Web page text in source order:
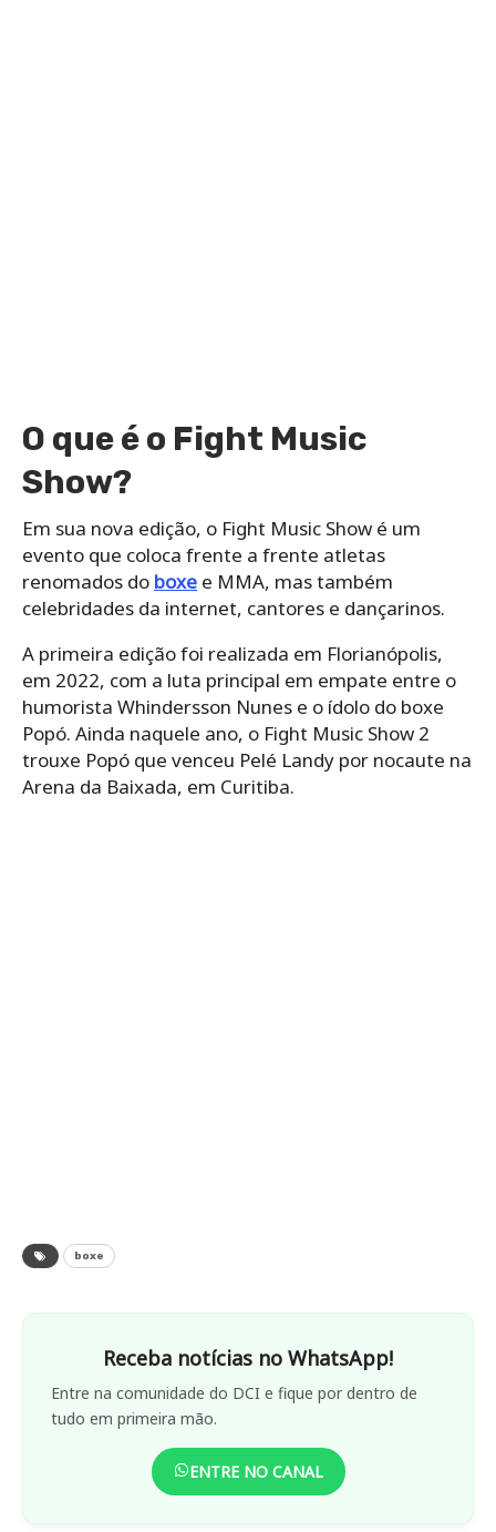
O que é o Fight Music
Show?
Em sua nova edição, o Fight Music Show é um
evento que coloca frente a frente atletas
renomados do boxe e MMA, mas também
celebridades da internet, cantores e dançarinos.
A primeira edição foi realizada em Florianópolis,
em 2022, com a luta principal em empate entre o
humorista Whindersson Nunes e o ídolo do boxe
Popó. Ainda naquele ano, o Fight Music Show 2
trouxe Popó que venceu Pelé Landy por nocaute na
Arena da Baixada, em Curitiba.
boxe
Receba notícias no WhatsApp!
Entre na comunidade do DCI e fique por dentro de
tudo em primeira mão.
ENTRE NO CANAL